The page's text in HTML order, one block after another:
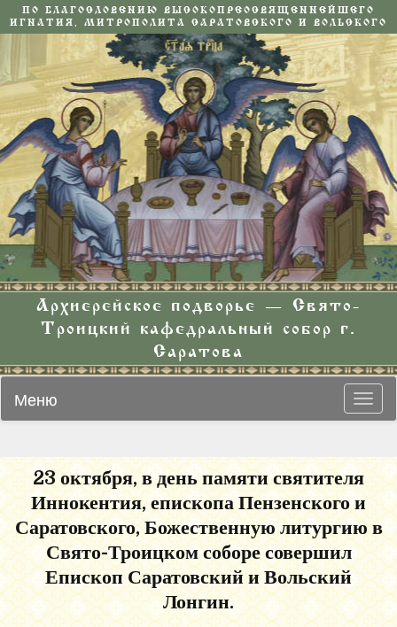
ПО БЛАГОСЛОВЕНИЮ ВЫСОКОПРЕОСВЯЩЕННЕЙШЕГО
ИГНАТИЯ, МИТРОПОЛИТА САРАТОВСКОГО И ВОЛЬСКОГО
Архиерейское подворье — Свято-
Троицкий кафедральный собор г.
Саратова
Меню
23 октября, в день памяти святителя
Иннокентия, епископа Пензенского и
Саратовского, Божественную литургию в
Свято-Троицком соборе совершил
Епископ Саратовский и Вольский
Лонгин.